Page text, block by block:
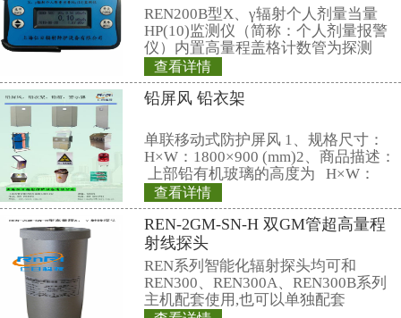
17、尺寸：探头：约
147×73×34 mm
18、出厂标配上海计量院的检定证